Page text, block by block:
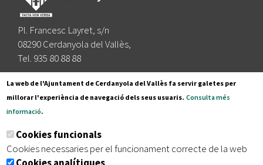
Pl. Francesc Layret, s/n
08290 Cerdanyola del Vallès,
Tel. 935 80 88 88
Segueix-nos a:
Subscriu-te al nostre butlletí
La web de l'Ajuntament de Cerdanyola del Vallès fa servir galetes per
millorar l'experiència de navegació dels seus usuaris. Consulta més
informació.
Cookies funcionals
Cookies necessaries per el funcionament correcte de la web